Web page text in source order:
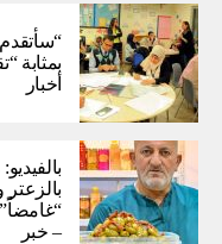
“سأتقدم
بمثابة
أخبار
بالزعتر
– خبر